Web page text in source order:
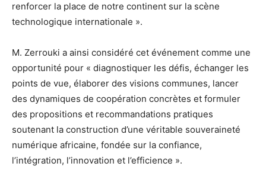
renforcer la place de notre continent sur la scène
technologique internationale ».
M. Zerrouki a ainsi considéré cet événement comme une
opportunité pour « diagnostiquer les défis, échanger les
points de vue, élaborer des visions communes, lancer
des dynamiques de coopération concrètes et formuler
des propositions et recommandations pratiques
soutenant la construction d’une véritable souveraineté
numérique africaine, fondée sur la confiance,
l’intégration, l’innovation et l’efficience ».